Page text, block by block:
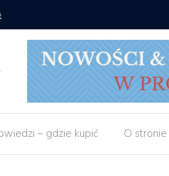
– gdzie kupić O stronie